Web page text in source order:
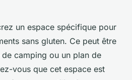
un espace spécifique pour
sans gluten. Ce peut être
camping ou un plan de
vous que cet espace est